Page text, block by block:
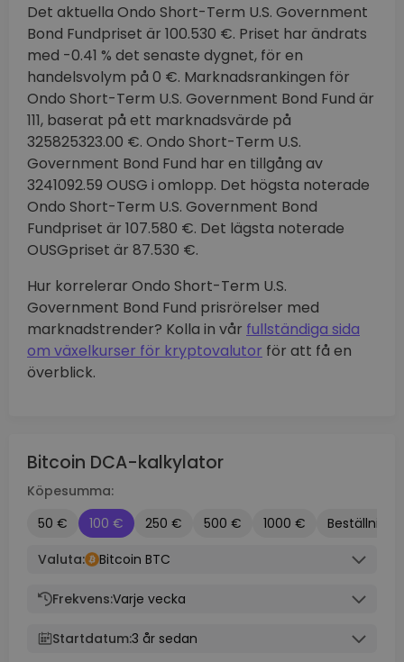
Det aktuella Ondo Short-Term U.S. Government
Bond Fundpriset är 100.530 €. Priset har ändrats
med -0.41 % det senaste dygnet, för en
handelsvolym på 0 €. Marknadsrankingen för
Ondo Short-Term U.S. Government Bond Fund är
111, baserat på ett marknadsvärde på
325825323.00 €. Ondo Short-Term U.S.
Government Bond Fund har en tillgång av
3241092.59 OUSG i omlopp. Det högsta noterade
Ondo Short-Term U.S. Government Bond
Fundpriset är 107.580 €. Det lägsta noterade
OUSGpriset är 87.530 €.
Hur korrelerar Ondo Short-Term U.S.
Government Bond Fund prisrörelser med
marknadstrender? Kolla in vår fullständiga sida
om växelkurser för kryptovalutor för att få en
överblick.
Bitcoin DCA-kalkylator
Köpesumma:
50 €
100 € 250 € 500 € 1000 €
Beställnings
Valuta:
Bitcoin BTC
Frekvens:Varje vecka
Startdatum:3 år sedan